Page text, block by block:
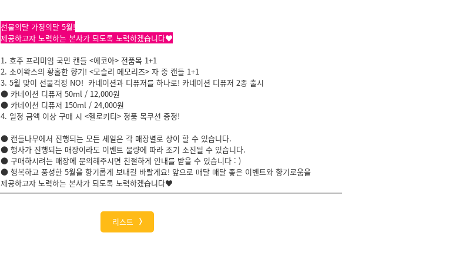
선물의달 가정의달 5월!
제공하고자 노력하는 본사가 되도록 노력하겠습니다♥
1. 호주 프리미엄 국민 캔들 <에코아> 전품목 1+1
2. 소이왁스의 황홀한 향기! <모슬리 메모리즈> 자 중 캔들 1+1
3. 5월 맞이 선물걱정 NO! 카네이션과 디퓨저를 하나로! 카네이션 디퓨저 2종 출시
● 카네이션 디퓨저 50ml / 12,000원
● 카네이션 디퓨저 150ml / 24,000원
4. 일정 금액 이상 구매 시 <헬로키티> 정품 목쿠션 증정!
● 캔들나무에서 진행되는 모든 세일은 각 매장별로 상이 할 수 있습니다.
● 행사가 진행되는 매장이라도 이벤트 물량에 따라 조기 소진될 수 있습니다.
● 구매하시려는 매장에 문의해주시면 친절하게 안내를 받을 수 있습니다 : )
● 행복하고 풍성한 5월을 향기롭게 보내길 바랄게요! 앞으로 매달 매달 좋은 이벤트와 향기로움을
제공하고자 노력하는 본사가 되도록 노력하겠습니다♥​
리스트